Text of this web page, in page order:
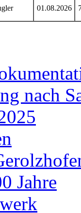
01.08.2026
nach
Jahre